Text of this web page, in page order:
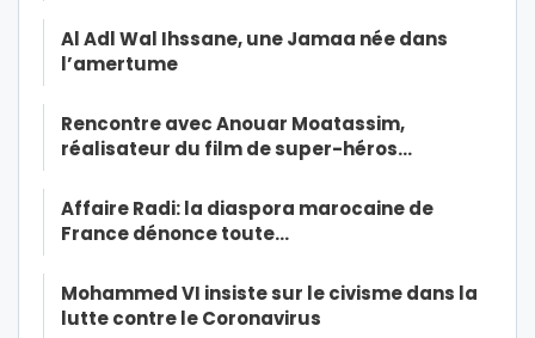
Al Adl Wal Ihssane, une Jamaa née dans
l’amertume
Rencontre avec Anouar Moatassim,
réalisateur du film de super-héros…
Affaire Radi: la diaspora marocaine de
France dénonce toute…
Mohammed VI insiste sur le civisme dans la
lutte contre le Coronavirus